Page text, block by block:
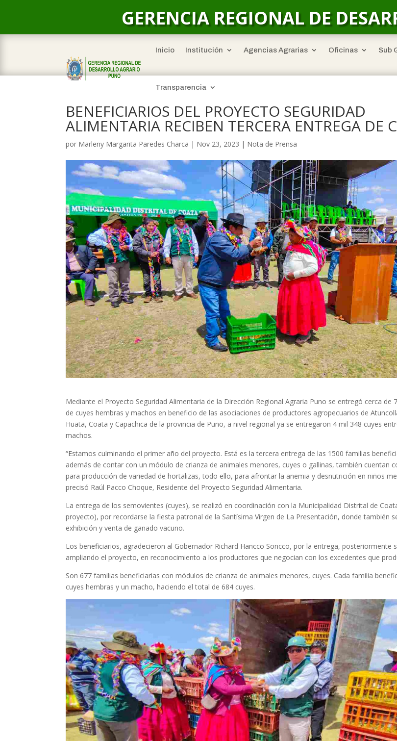
GERENCIA REGIONAL DE
Inicio Institución Agencias Agrarias Oficinas Sub
Transparencia
BENEFICIARIOS DEL PROYECTO SEGURIDAD
ALIMENTARIA RECIBEN TERCERA ENTREGA DE
por Marleny Margarita Paredes Charca | Nov 23, 2023 | Nota de Prensa
Mediante el Proyecto Seguridad Alimentaria de la Dirección Regional Agraria Puno se entregó cerca de
de cuyes hembras y machos en beneficio de las asociaciones de productores agropecuarios de
Huata, Coata y Capachica de la provincia de Puno, a nivel regional ya se entregaron 4 mil 348 cuyes
machos.
“Estamos culminando el primer año del proyecto. Está es la tercera entrega de las 1500 familias
además de contar con un módulo de crianza de animales menores, cuyes o gallinas, también cuentan
para producción de variedad de hortalizas, todo ello, para afrontar la anemia y desnutrición en niños
precisó Raúl Pacco Choque, Residente del Proyecto Seguridad Alimentaria.
La entrega de los semovientes (cuyes), se realizó en coordinación con la Municipalidad Distrital de
proyecto), por recordarse la fiesta patronal de la Santísima Virgen de La Presentación, donde también
exhibición y venta de ganado vacuno.
Los beneficiarios, agradecieron al Gobernador Richard Hancco Soncco, por la entrega, posteriormente
ampliando el proyecto, en reconocimiento a los productores que negocian con los excedentes que
Son 677 familias beneficiarias con módulos de crianza de animales menores, cuyes. Cada familia
cuyes hembras y un macho, haciendo el total de 684 cuyes.